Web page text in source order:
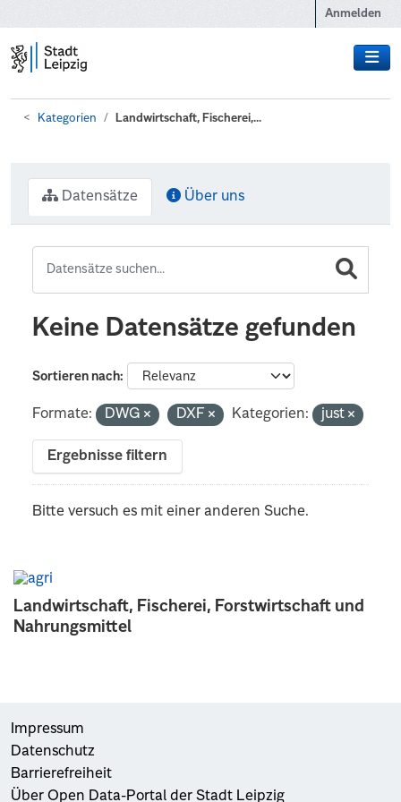
Anmelden
Kategorien Landwirtschaft, Fischerei,...
Landwirtschaft, Fischerei, Forstwirtschaft und
Nahrungsmittel
Datensätze Über uns
Keine Datensätze gefunden
Sortieren nach
Formate: DWG DXF Kategorien: just
Ergebnisse filtern
Bitte versuch es mit einer anderen Suche.
Impressum
Datenschutz
Barrierefreiheit
Über Open Data-Portal der Stadt Leipzig